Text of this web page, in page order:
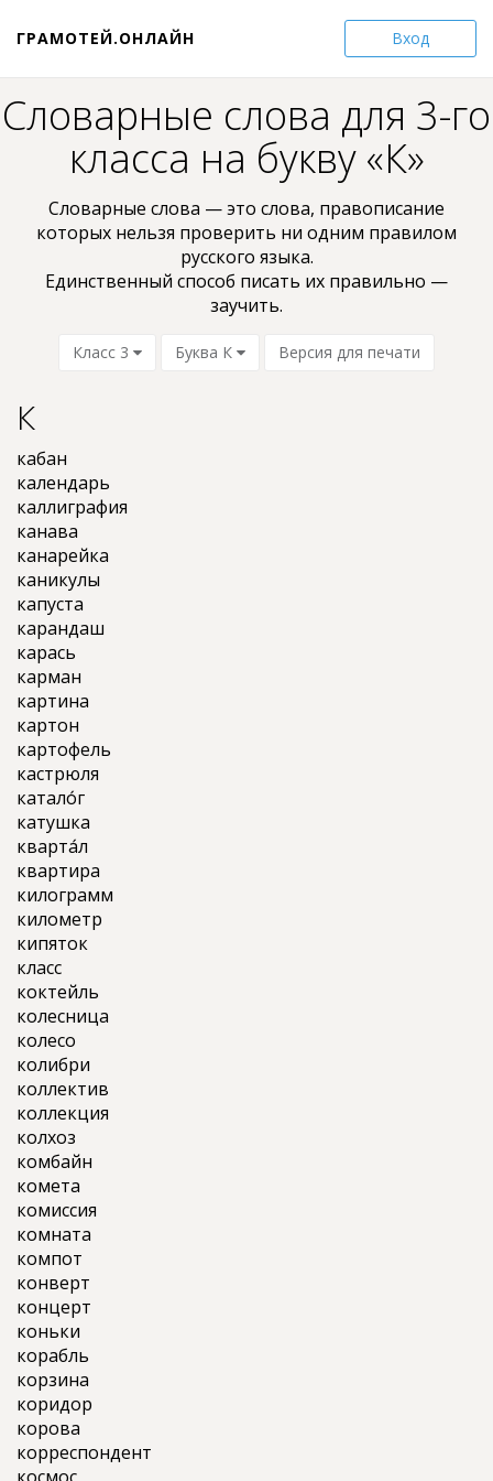
Вход
ГРАМОТЕЙ.ОНЛАЙН
Словарные слова для 3-го
класса на букву «К»
Словарные слова — это слова, пpaвoпиcaниe
кoтopыx нельзя проверить ни oдним пpaвилом
pyccкoгo языкa.
Единственный способ писать их правильно —
заучить.
Класс 3 Буква К Версия для печати
К
кабан
календарь
каллиграфия
канава
канарейка
каникулы
капуста
карандаш
карась
карман
картина
картон
картофель
кастрюля
катало́г
катушка
кварта́л
квартира
килограмм
километр
кипяток
класс
коктейль
колесница
колесо
колибри
коллектив
коллекция
колхоз
комбайн
комета
комиссия
комната
компот
конверт
концерт
коньки
корабль
корзина
коридор
корова
корреспондент